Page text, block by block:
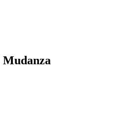
Mudanza